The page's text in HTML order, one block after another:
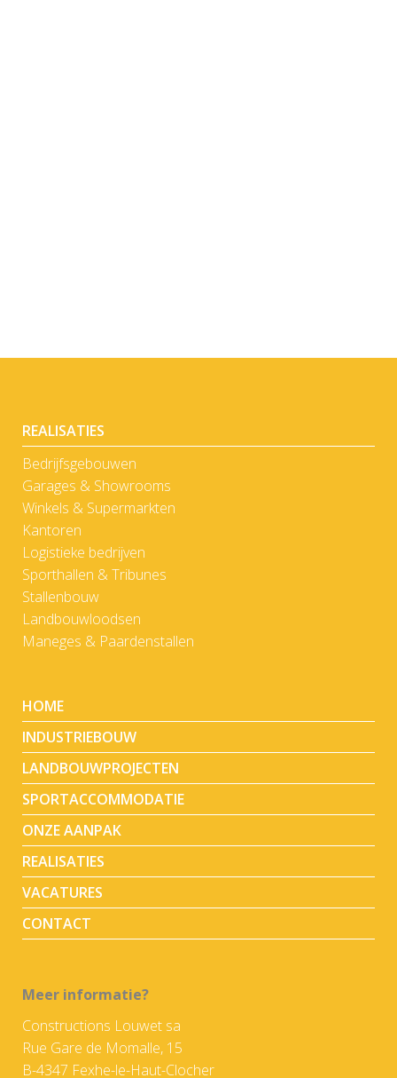
REALISATIES
Bedrijfsgebouwen
Garages & Showrooms
Winkels & Supermarkten
Kantoren
Logistieke bedrijven
Sporthallen & Tribunes
Stallenbouw
Landbouwloodsen
Maneges & Paardenstallen
HOME
INDUSTRIEBOUW
LANDBOUWPROJECTEN
SPORTACCOMMODATIE
ONZE AANPAK
REALISATIES
VACATURES
CONTACT
Meer informatie?
Constructions Louwet sa
Rue Gare de Momalle, 15
B-4347 Fexhe-le-Haut-Clocher